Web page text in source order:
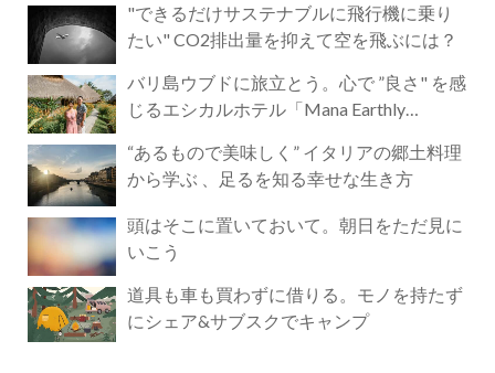
"できるだけサステナブルに飛行機に乗り
たい" CO2排出量を抑えて空を飛ぶには？
バリ島ウブドに旅立とう。心で ”良さ" を感
じるエシカルホテル「Mana Earthly
“あるもので美味しく” イタリアの郷土料理
から学ぶ 、足るを知る幸せな生き方
頭はそこに置いておいて。朝日をただ見に
いこう
道具も車も買わずに借りる。モノを持たず
にシェア&サブスクでキャンプ